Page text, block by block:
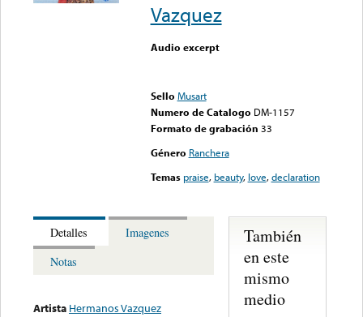
Vazquez
Audio excerpt
Sello Musart
Numero de Catalogo DM-1157
Formato de grabación 33
Género Ranchera
Temas praise, beauty, love,declaration
Detalles
Imagenes
Notas
Artista Hermanos Vazquez
También
en este
mismo
medio